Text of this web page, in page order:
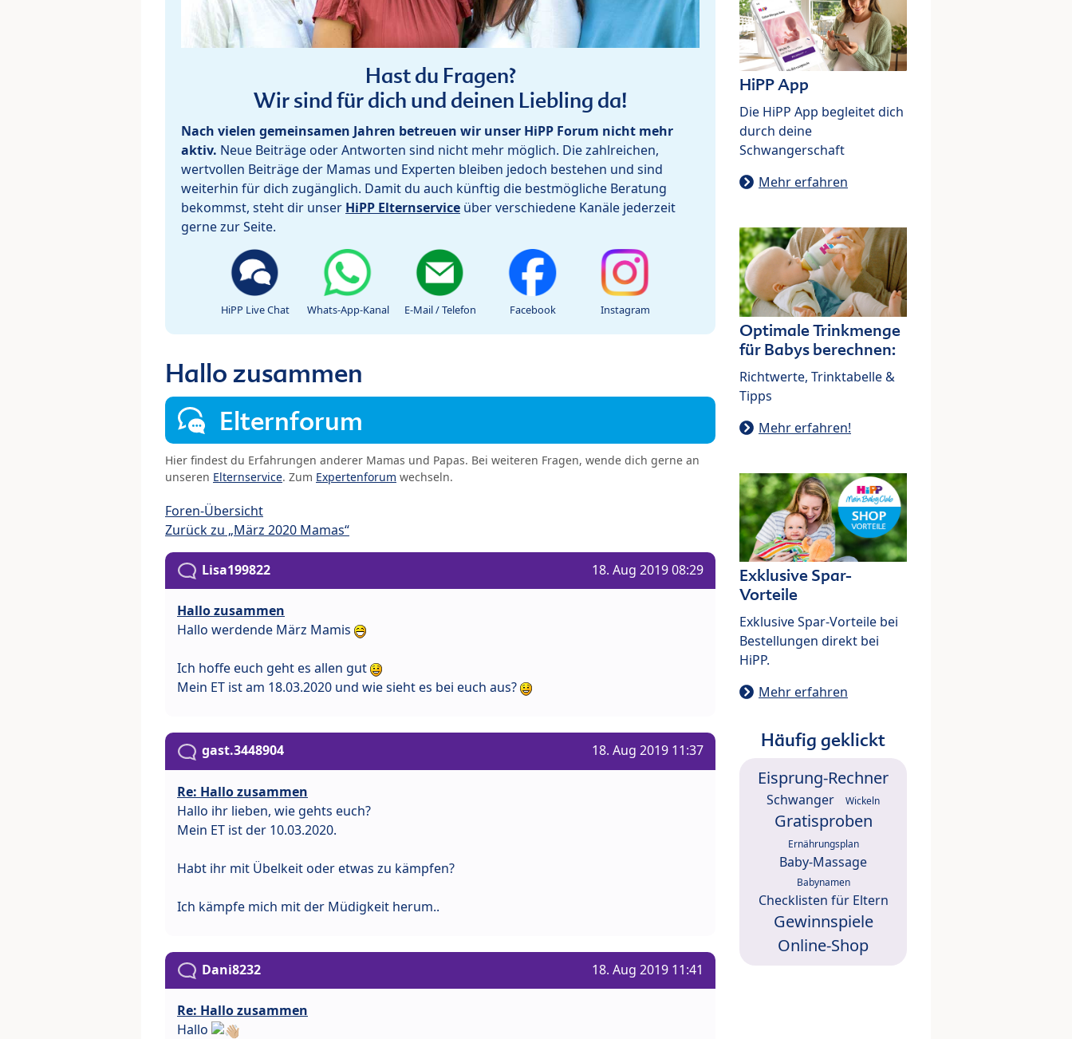
Hast du Fragen?
Wir sind für dich und deinen Liebling da!
Nach vielen gemeinsamen Jahren betreuen wir unser HiPP Forum nicht mehr
aktiv. Neue Beiträge oder Antworten sind nicht mehr möglich. Die zahlreichen,
wertvollen Beiträge der Mamas und Experten bleiben jedoch bestehen und sind
weiterhin für dich zugänglich. Damit du auch künftig die bestmögliche Beratung
bekommst, steht dir unser HiPP Elternservice über verschiedene Kanäle jederzeit
gerne zur Seite.
HiPP Live Chat Whats-App-Kanal E-Mail / Telefon Facebook Instagram
Hallo zusammen
Elternforum
Hier findest du Erfahrungen anderer Mamas und Papas. Bei weiteren Fragen, wende dich gerne an
unseren Elternservice. Zum Expertenforum wechseln.
Foren-Übersicht
Zurück zu „März 2020 Mamas“
Lisa199822 18. Aug 2019 08:29
Hallo zusammen
Hallo werdende März Mamis
Ich hoffe euch geht es allen gut
Mein ET ist am 18.03.2020 und wie sieht es bei euch aus?
gast.3448904 18. Aug 2019 11:37
Re: Hallo zusammen
Hallo ihr lieben, wie gehts euch?
Mein ET ist der 10.03.2020.
Habt ihr mit Übelkeit oder etwas zu kämpfen?
Ich kämpfe mich mit der Müdigkeit herum..
Dani8232 18. Aug 2019 11:41
Re: Hallo zusammen
Hallo
HiPP App
Die HiPP App begleitet dich
durch deine
Schwangerschaft
Mehr erfahren
Optimale Trinkmenge
für Babys berechnen:
Richtwerte, Trinktabelle &
Tipps
Mehr erfahren!
Exklusive Spar-
Vorteile
Exklusive Spar-Vorteile bei
Bestellungen direkt bei
HiPP.
Mehr erfahren
Häufig geklickt
Eisprung-Rechner
Schwanger Wickeln
Gratisproben
Ernährungsplan
Baby-Massage
Babynamen
Checklisten für Eltern
Gewinnspiele
Online-Shop